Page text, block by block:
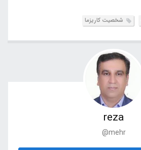
شخصیت کاریزما
reza
@mehr